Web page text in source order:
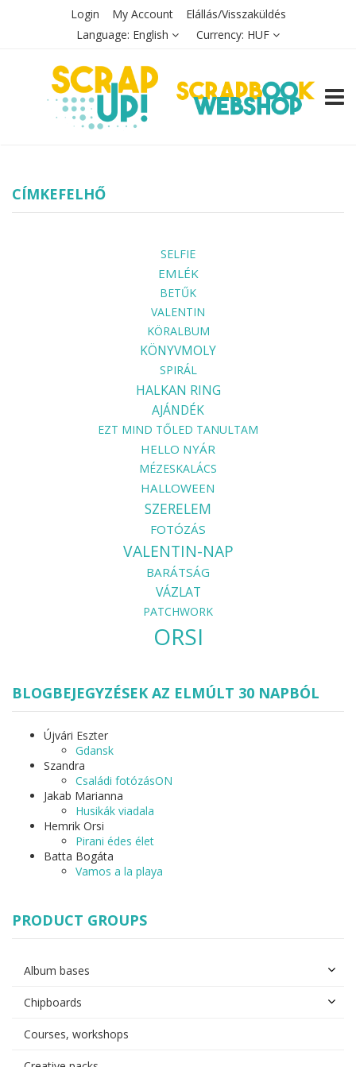
Login My Account
Elállás/Visszaküldés
Language: English Currency: HUF
CÍMKEFELHŐ
SELFIE
EMLÉK
BETŰK
VALENTIN
KÖRALBUM
KÖNYVMOLY
SPIRÁL
HALKAN RING
AJÁNDÉK
EZT MIND TŐLED TANULTAM
HELLO NYÁR
MÉZESKALÁCS
HALLOWEEN
SZERELEM
FOTÓZÁS
VALENTIN-NAP
BARÁTSÁG
VÁZLAT
PATCHWORK
ORSI
BLOGBEJEGYZÉSEK AZ ELMÚLT 30 NAPBÓL
Újvári Eszter
Gdansk
Szandra
Családi fotózásON
Jakab Marianna
Husikák viadala
Hemrik Orsi
Pirani édes élet
Batta Bogáta
Vamos a la playa
PRODUCT GROUPS
Album bases
Chipboards
Courses, workshops